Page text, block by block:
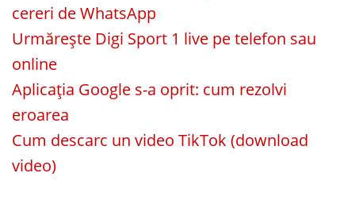
cereri de WhatsApp
Urmărește Digi Sport 1 live pe telefon sau
online
Aplicația Google s-a oprit: cum rezolvi
eroarea
Cum descarc un video TikTok (download
video)